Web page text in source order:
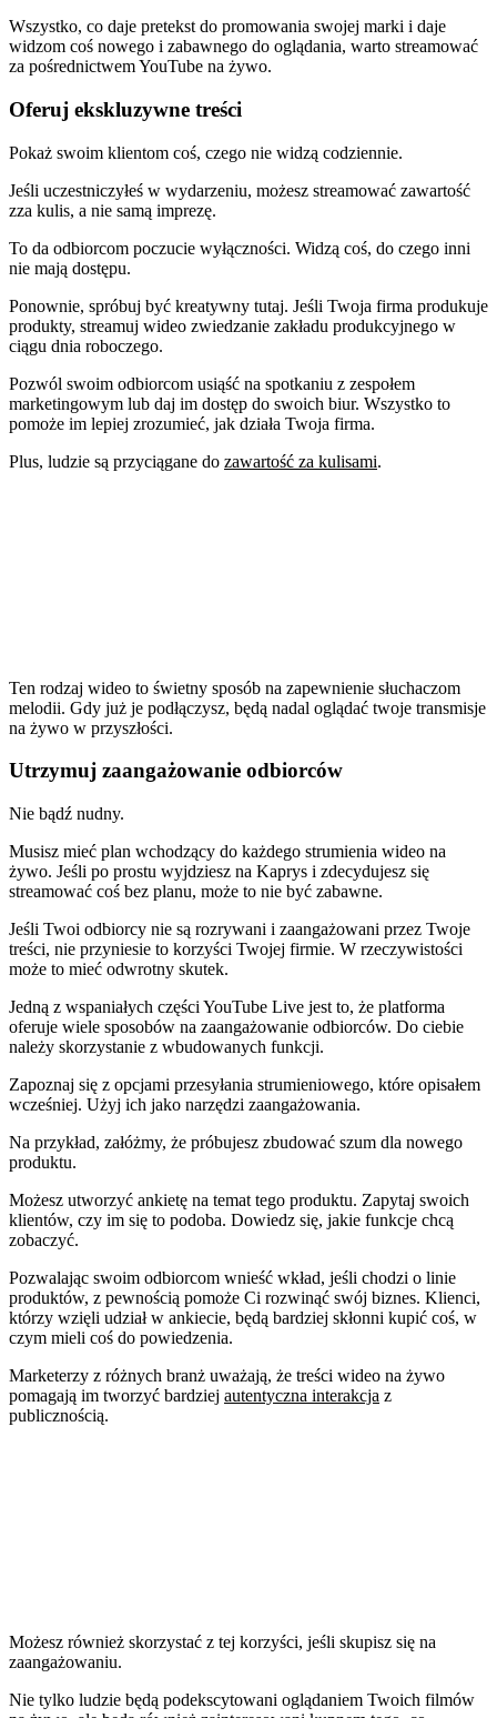
Wszystko, co daje pretekst do promowania swojej marki i daje
widzom coś nowego i zabawnego do oglądania, warto streamować
za pośrednictwem YouTube na żywo.
Oferuj ekskluzywne treści
Pokaż swoim klientom coś, czego nie widzą codziennie.
Jeśli uczestniczyłeś w wydarzeniu, możesz streamować zawartość
zza kulis, a nie samą imprezę.
To da odbiorcom poczucie wyłączności. Widzą coś, do czego inni
nie mają dostępu.
Ponownie, spróbuj być kreatywny tutaj. Jeśli Twoja firma produkuje
produkty, streamuj wideo zwiedzanie zakładu produkcyjnego w
ciągu dnia roboczego.
Pozwól swoim odbiorcom usiąść na spotkaniu z zespołem
marketingowym lub daj im dostęp do swoich biur. Wszystko to
pomoże im lepiej zrozumieć, jak działa Twoja firma.
Plus, ludzie są przyciągane do zawartość za kulisami.
Ten rodzaj wideo to świetny sposób na zapewnienie słuchaczom
melodii. Gdy już je podłączysz, będą nadal oglądać twoje transmisje
na żywo w przyszłości.
Utrzymuj zaangażowanie odbiorców
Nie bądź nudny.
Musisz mieć plan wchodzący do każdego strumienia wideo na
żywo. Jeśli po prostu wyjdziesz na Kaprys i zdecydujesz się
streamować coś bez planu, może to nie być zabawne.
Jeśli Twoi odbiorcy nie są rozrywani i zaangażowani przez Twoje
treści, nie przyniesie to korzyści Twojej firmie. W rzeczywistości
może to mieć odwrotny skutek.
Jedną z wspaniałych części YouTube Live jest to, że platforma
oferuje wiele sposobów na zaangażowanie odbiorców. Do ciebie
należy skorzystanie z wbudowanych funkcji.
Zapoznaj się z opcjami przesyłania strumieniowego, które opisałem
wcześniej. Użyj ich jako narzędzi zaangażowania.
Na przykład, załóżmy, że próbujesz zbudować szum dla nowego
produktu.
Możesz utworzyć ankietę na temat tego produktu. Zapytaj swoich
klientów, czy im się to podoba. Dowiedz się, jakie funkcje chcą
zobaczyć.
Pozwalając swoim odbiorcom wnieść wkład, jeśli chodzi o linie
produktów, z pewnością pomoże Ci rozwinąć swój biznes. Klienci,
którzy wzięli udział w ankiecie, będą bardziej skłonni kupić coś, w
czym mieli coś do powiedzenia.
Marketerzy z różnych branż uważają, że treści wideo na żywo
pomagają im tworzyć bardziej autentyczna interakcja z
publicznością.
Możesz również skorzystać z tej korzyści, jeśli skupisz się na
zaangażowaniu.
Nie tylko ludzie będą podekscytowani oglądaniem Twoich filmów